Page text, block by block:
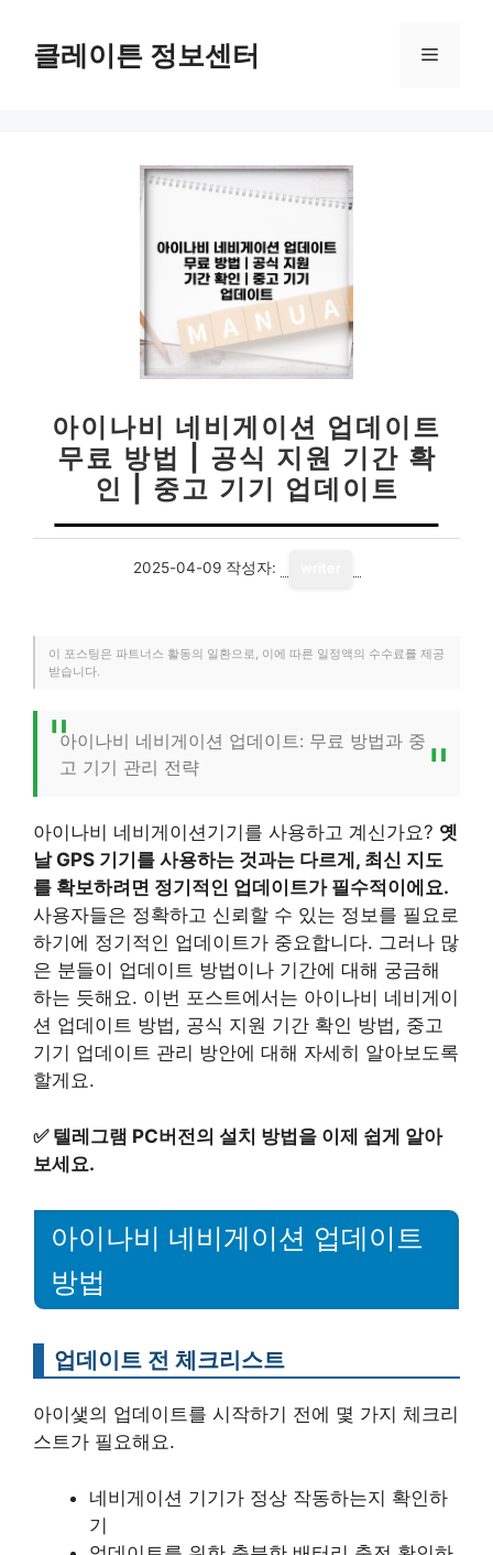
클레이튼 정보센터 메
아이나비 네비게이션 업데이트
무료 방법 | 공식 지원 기간 확
인 | 중고 기기 업데이트
2025-04-09 작성자:
이 포스팅은 파트너스 활동의 일환으로, 이에 따른 일정액의 수수료를 제공
받습니다.
아이나비 네비게이션 업데이트: 무료 방법과 중
고 기기 관리 전략
아이나비 네비게이션기기를 사용하고 계신가요? 옛
날 GPS 기기를 사용하는 것과는 다르게, 최신 지도
를 확보하려면 정기적인 업데이트가 필수적이에요.
사용자들은 정확하고 신뢰할 수 있는 정보를 필요로
하기에 정기적인 업데이트가 중요합니다. 그러나 많
은 분들이 업데이트 방법이나 기간에 대해 궁금해
하는 듯해요. 이번 포스트에서는 아이나비 네비게이
션 업데이트 방법, 공식 지원 기간 확인 방법, 중고
기기 업데이트 관리 방안에 대해 자세히 알아보도록
할게요.
✅ 텔레그램 PC버전의 설치 방법을 이제 쉽게 알아
보세요.
아이나비 네비게이션 업데이트
방법
업데이트 전 체크리스트
아이샟의 업데이트를 시작하기 전에 몇 가지 체크리
스트가 필요해요.
네비게이션 기기가 정상 작동하는지 확인하
기